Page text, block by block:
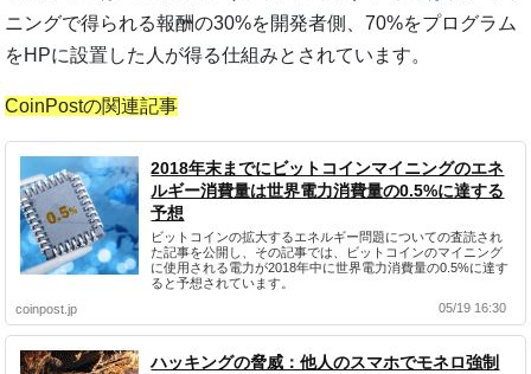
ニングで得られる報酬の30%を開発者側、70%をプログラム
をHPに設置した人が得る仕組みとされています。
CoinPostの関連記事
2018年末までにビットコインマイニングのエネ
ルギー消費量は世界電力消費量の0.5%に達する
予想
ビットコインの拡大するエネルギー問題についての査読され
た記事を公開し、その記事では、ビットコインのマイニング
に使用される電力が2018年中に世界電力消費量の0.5%に達す
ると予想されています。
coinpost.jp
05/19 16:30
ハッキングの脅威：他人のスマホでモネロ強制